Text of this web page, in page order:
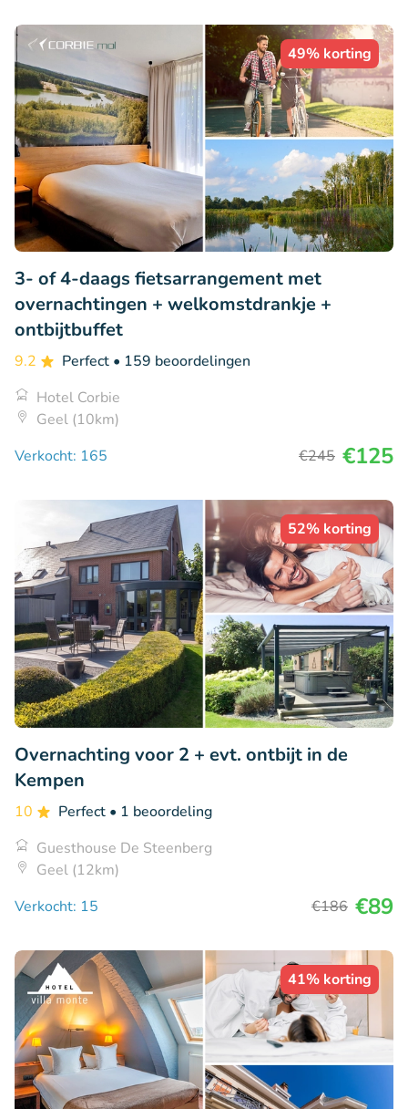
49% korting
3- of 4-daags fietsarrangement met
overnachtingen + welkomstdrankje +
ontbijtbuffet
9.2 Perfect • 159 beoordelingen
Hotel Corbie
Geel (10km)
Verkocht: 165
€245 €125
52% korting
Overnachting voor 2 + evt. ontbijt in de
Kempen
10 Perfect • 1 beoordeling
Guesthouse De Steenberg
Geel (12km)
Verkocht: 15
€186 €89
41% korting